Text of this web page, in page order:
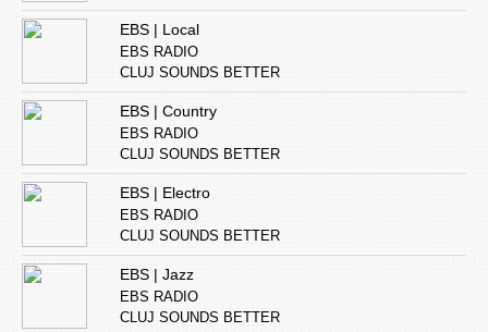
EBS | Local
EBS RADIO
CLUJ SOUNDS BETTER
EBS | Country
EBS RADIO
CLUJ SOUNDS BETTER
EBS | Electro
EBS RADIO
CLUJ SOUNDS BETTER
EBS | Jazz
EBS RADIO
CLUJ SOUNDS BETTER